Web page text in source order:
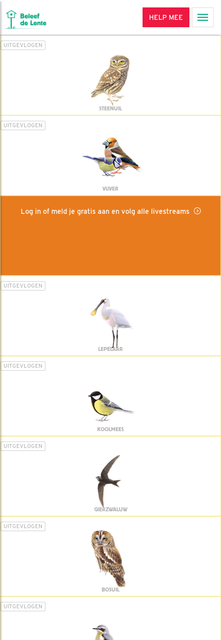
HELP MEE
UITGEVLOGEN
STEENUIL
UITGEVLOGEN
VIJVER
Log in of meld je gratis aan en volg alle livestreams
UITGEVLOGEN
LEPELAAR
UITGEVLOGEN
KOOLMEES
UITGEVLOGEN
GIERZWALUW
UITGEVLOGEN
BOSUIL
UITGEVLOGEN